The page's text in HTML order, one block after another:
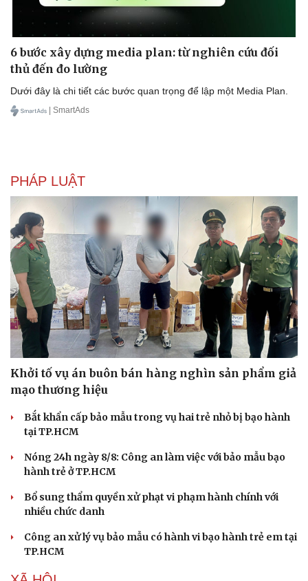
6 bước xây dựng media plan: từ nghiên cứu đối
thủ đến đo lường
Dưới đây là chi tiết các bước quan trọng để lập một Media Plan.
| SmartAds
PHÁP LUẬT
Khởi tố vụ án buôn bán hàng nghìn sản phẩm giả
mạo thương hiệu
Bắt khẩn cấp bảo mẫu trong vụ hai trẻ nhỏ bị bạo hành
tại TP.HCM
Nóng 24h ngày 8/8: Công an làm việc với bảo mẫu bạo
hành trẻ ở TP.HCM
Bổ sung thẩm quyền xử phạt vi phạm hành chính với
nhiều chức danh
Công an xử lý vụ bảo mẫu có hành vi bạo hành trẻ em tại
TP.HCM